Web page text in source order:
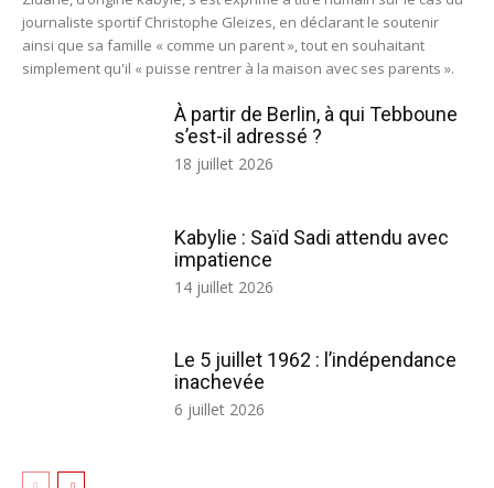
journaliste sportif Christophe Gleizes, en déclarant le soutenir
ainsi que sa famille « comme un parent », tout en souhaitant
simplement qu'il « puisse rentrer à la maison avec ses parents ».
À partir de Berlin, à qui Tebboune
s’est-il adressé ?
18 juillet 2026
Kabylie : Saïd Sadi attendu avec
impatience
14 juillet 2026
Le 5 juillet 1962 : l’indépendance
inachevée
6 juillet 2026